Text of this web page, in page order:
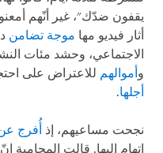
يقفون ضدّك"، غير أنّهم
أثار فيديو مها موجة تضامن
الاجتماعي، وحشد مئات
وأموالهم للاعتراض على
أجلها.
نجحت مساعيهم، إذ أُفرج
اتهام إليها. قالت المحامية